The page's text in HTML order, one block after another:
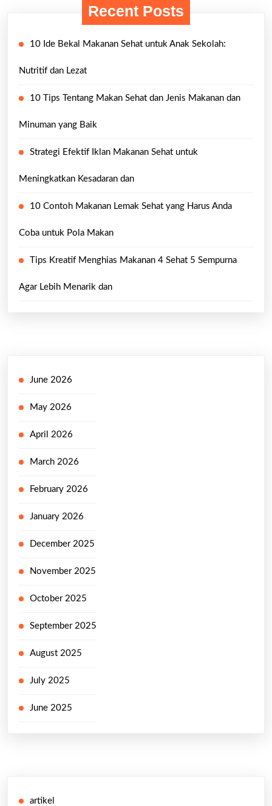
Recent Posts
10 Ide Bekal Makanan Sehat untuk Anak Sekolah:
Nutritif dan Lezat
10 Tips Tentang Makan Sehat dan Jenis Makanan dan
Minuman yang Baik
Strategi Efektif Iklan Makanan Sehat untuk
Meningkatkan Kesadaran dan
10 Contoh Makanan Lemak Sehat yang Harus Anda
Coba untuk Pola Makan
Tips Kreatif Menghias Makanan 4 Sehat 5 Sempurna
Agar Lebih Menarik dan
June 2026
May 2026
April 2026
March 2026
February 2026
January 2026
December 2025
November 2025
October 2025
September 2025
August 2025
July 2025
June 2025
artikel